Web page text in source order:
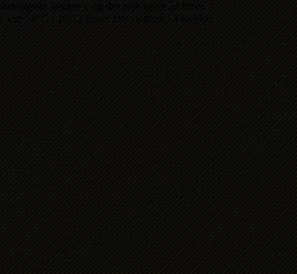
lægges i, og det hele køler 24 timer.
ved 50°C i 10-12 timer. Del ringene i 4 stykker.